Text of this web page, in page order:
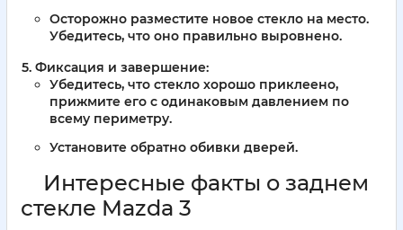
Осторожно разместите новое стекло на место.
Убедитесь, что оно правильно выровнено.
Фиксация и завершение:
Убедитесь, что стекло хорошо приклеено,
прижмите его с одинаковым давлением по
всему периметру.
Установите обратно обивки дверей.
Интересные факты о заднем
стекле Mazda 3